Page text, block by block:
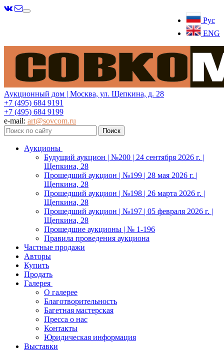
Рус
ENG
Меню
Аукционный дом | Москва, ул. Щепкина, д. 28
+7 (495) 684 9191
+7 (495) 684 9199
e-mail: art@sovcom.ru
Аукционы
Будущий аукцион | №200 | 24 сентября 2026 г. |
Щепкина, 28
Прошедший аукцион | №199 | 28 мая 2026 г. |
Щепкина, 28
Прошедший аукцион | №198 | 26 марта 2026 г. |
Щепкина, 28
Прошедший аукцион | №197 | 05 февраля 2026 г. |
Щепкина, 28
Прошедшие аукционы | № 1-196
Правила проведения аукциона
Частные продажи
Авторы
Купить
Продать
Галерея
О галерее
Благотворительность
Багетная мастерская
Пресса о нас
Контакты
Юридическая информация
Выставки